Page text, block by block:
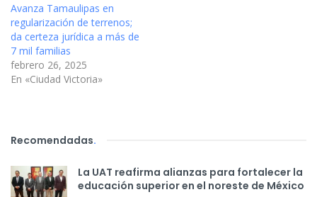
Avanza Tamaulipas en
regularización de terrenos;
da certeza jurídica a más de
7 mil familias
febrero 26, 2025
En «Ciudad Victoria»
Recomendadas.
La UAT reafirma alianzas para fortalecer la
educación superior en el noreste de México